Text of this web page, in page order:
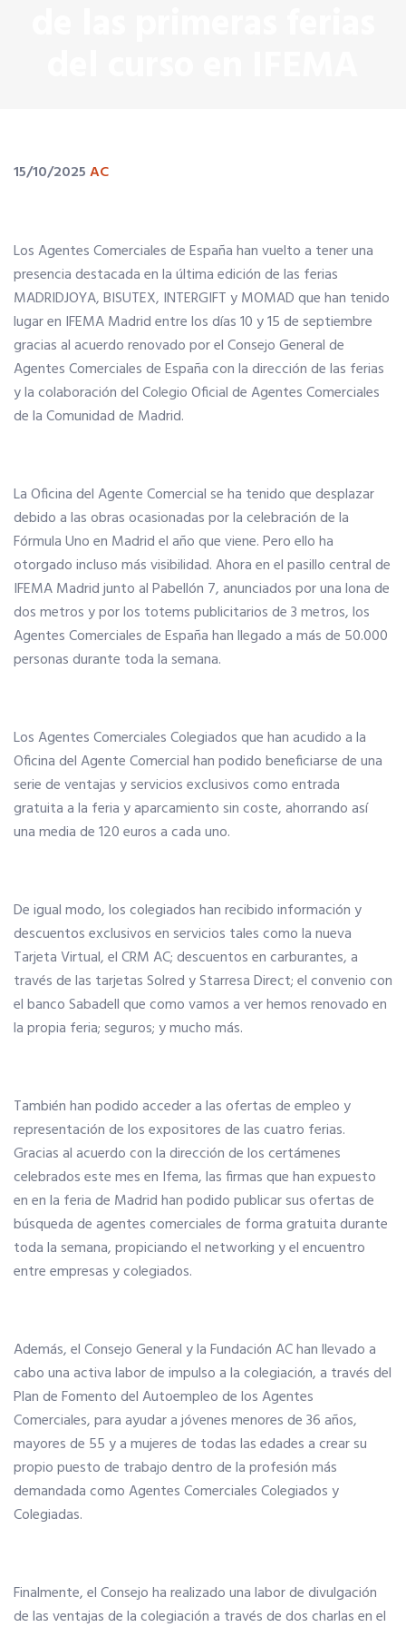
Formación gratuita
Telefonía AC
Título Oficial
Ahorra en carburantes
Portal de Empleo
VENTAJAS EN SEGUROS
Servicios financieros
Ventajas en las ferias
Tu CRM AC
Ventajas fiscales
Asesoramiento fiscal y jurídico
Consulados comerciales
Internacional
Hoteles
Información a la última
Una gran organización
OFERTAS DE EMPLEO
Candidatos
15/10/2025AC
Los Agentes Comerciales de España han vuelto a tener una
presencia destacada en la última edición de las ferias
MADRIDJOYA, BISUTEX, INTERGIFT y MOMAD que han tenido
lugar en IFEMA Madrid entre los días 10 y 15 de septiembre
gracias al acuerdo renovado por el Consejo General de
Agentes Comerciales de España con la dirección de las ferias
y la colaboración del Colegio Oficial de Agentes Comerciales
de la Comunidad de Madrid.
La Oficina del Agente Comercial se ha tenido que desplazar
debido a las obras ocasionadas por la celebración de la
Fórmula Uno en Madrid el año que viene. Pero ello ha
otorgado incluso más visibilidad. Ahora en el pasillo central de
IFEMA Madrid junto al Pabellón 7, anunciados por una lona de
dos metros y por los totems publicitarios de 3 metros, los
Agentes Comerciales de España han llegado a más de 50.000
personas durante toda la semana.
Los Agentes Comerciales Colegiados que han acudido a la
Oficina del Agente Comercial han podido beneficiarse de una
serie de ventajas y servicios exclusivos como entrada
gratuita a la feria y aparcamiento sin coste, ahorrando así
una media de 120 euros a cada uno.
De igual modo, los colegiados han recibido información y
descuentos exclusivos en servicios tales como la nueva
Tarjeta Virtual, el CRM AC; descuentos en carburantes, a
través de las tarjetas Solred y Starresa Direct; el convenio con
el banco Sabadell que como vamos a ver hemos renovado en
la propia feria; seguros; y mucho más.
También han podido acceder a las ofertas de empleo y
representación de los expositores de las cuatro ferias.
Gracias al acuerdo con la dirección de los certámenes
celebrados este mes en Ifema, las firmas que han expuesto
en en la feria de Madrid han podido publicar sus ofertas de
búsqueda de agentes comerciales de forma gratuita durante
toda la semana, propiciando el networking y el encuentro
entre empresas y colegiados.
Además, el Consejo General y la Fundación AC han llevado a
cabo una activa labor de impulso a la colegiación, a través del
Plan de Fomento del Autoempleo de los Agentes
Comerciales, para ayudar a jóvenes menores de 36 años,
mayores de 55 y a mujeres de todas las edades a crear su
propio puesto de trabajo dentro de la profesión más
demandada como Agentes Comerciales Colegiados y
Colegiadas.
Finalmente, el Consejo ha realizado una labor de divulgación
de las ventajas de la colegiación a través de dos charlas en el